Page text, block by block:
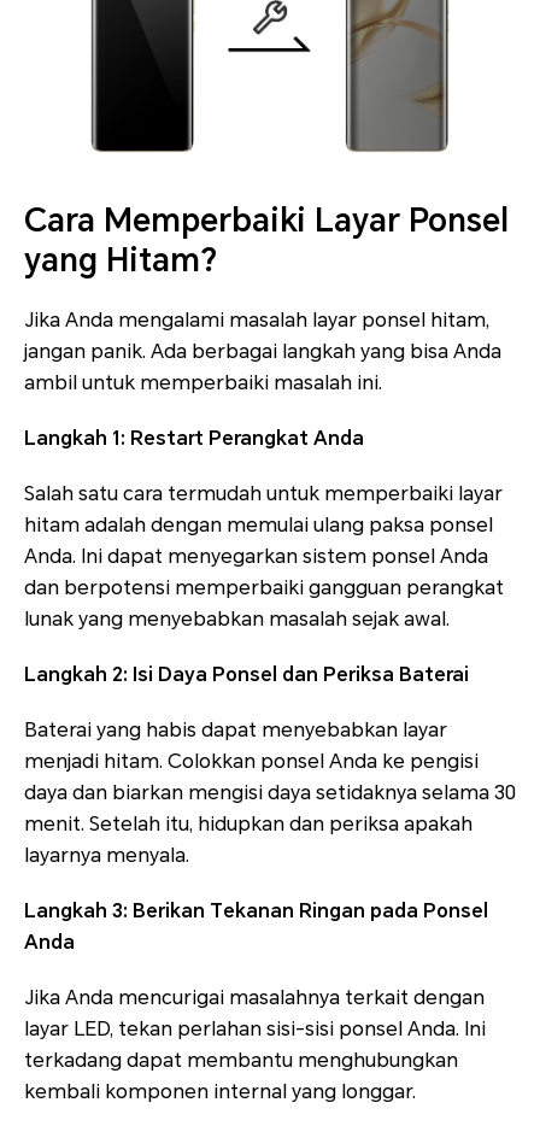
Cara Memperbaiki Layar Ponsel
yang Hitam?
Jika Anda mengalami masalah layar ponsel hitam,
jangan panik. Ada berbagai langkah yang bisa Anda
ambil untuk memperbaiki masalah ini.
Langkah 1: Restart Perangkat Anda
Salah satu cara termudah untuk memperbaiki layar
hitam adalah dengan memulai ulang paksa ponsel
Anda. Ini dapat menyegarkan sistem ponsel Anda
dan berpotensi memperbaiki gangguan perangkat
lunak yang menyebabkan masalah sejak awal.
Langkah 2: Isi Daya Ponsel dan Periksa Baterai
Baterai yang habis dapat menyebabkan layar
menjadi hitam. Colokkan ponsel Anda ke pengisi
daya dan biarkan mengisi daya setidaknya selama 30
menit. Setelah itu, hidupkan dan periksa apakah
layarnya menyala.
Langkah 3: Berikan Tekanan Ringan pada Ponsel
Anda
Jika Anda mencurigai masalahnya terkait dengan
layar LED, tekan perlahan sisi-sisi ponsel Anda. Ini
terkadang dapat membantu menghubungkan
kembali komponen internal yang longgar.